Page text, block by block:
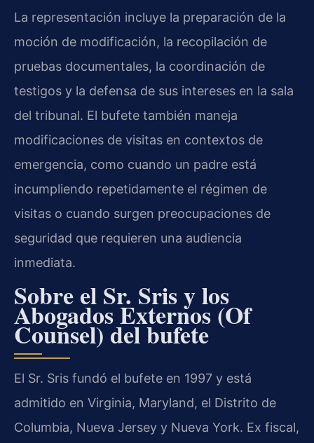
La representación incluye la preparación de la
moción de modificación, la recopilación de
pruebas documentales, la coordinación de
testigos y la defensa de sus intereses en la sala
del tribunal. El bufete también maneja
modificaciones de visitas en contextos de
emergencia, como cuando un padre está
incumpliendo repetidamente el régimen de
visitas o cuando surgen preocupaciones de
seguridad que requieren una audiencia
inmediata.
Sobre el Sr. Sris y los
Abogados Externos (Of
Counsel) del bufete
El Sr. Sris fundó el bufete en 1997 y está
admitido en Virginia, Maryland, el Distrito de
Columbia, Nueva Jersey y Nueva York. Ex fiscal,